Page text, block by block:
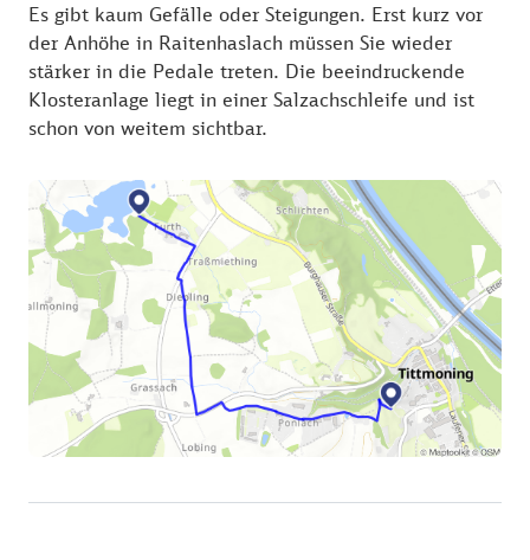
Es gibt kaum Gefälle oder Steigungen. Erst kurz vor
der Anhöhe in Raitenhaslach müssen Sie wieder
stärker in die Pedale treten. Die beeindruckende
Klosteranlage liegt in einer Salzachschleife und ist
schon von weitem sichtbar.